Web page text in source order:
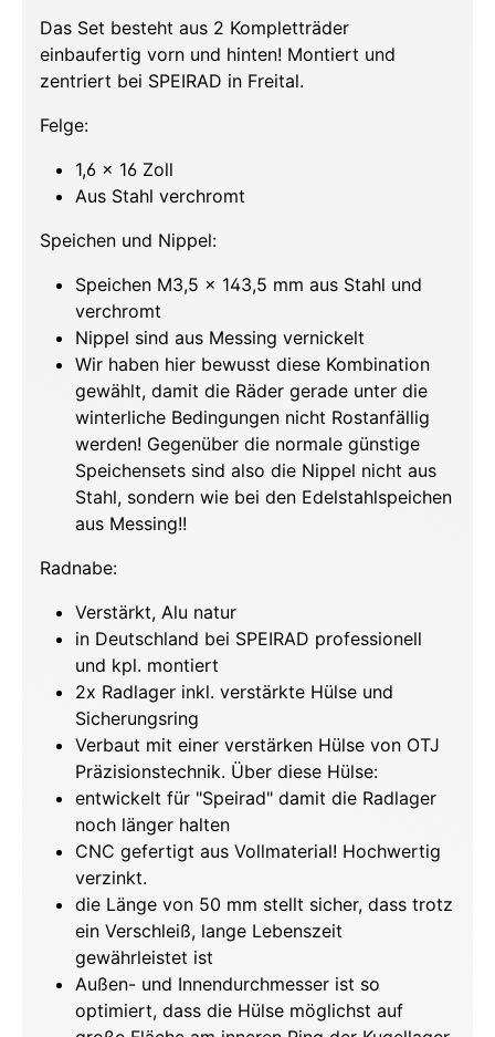
Das Set besteht aus 2 Kompletträder
einbaufertig vorn und hinten! Montiert und
zentriert bei SPEIRAD in Freital.
Felge:
1,6 x 16 Zoll
Aus Stahl verchromt
Speichen und Nippel:
Speichen M3,5 x 143,5 mm aus Stahl und
verchromt
Nippel sind aus Messing vernickelt
Wir haben hier bewusst diese Kombination
gewählt, damit die Räder gerade unter die
winterliche Bedingungen nicht Rostanfällig
werden! Gegenüber die normale günstige
Speichensets sind also die Nippel nicht aus
Stahl, sondern wie bei den Edelstahlspeichen
aus Messing!!
Radnabe:
Verstärkt, Alu natur
in Deutschland bei SPEIRAD professionell
und kpl. montiert
2x Radlager inkl. verstärkte Hülse und
Sicherungsring
Verbaut mit einer verstärken Hülse von OTJ
Präzisionstechnik. Über diese Hülse:
entwickelt für "Speirad" damit die Radlager
noch länger halten
CNC gefertigt aus Vollmaterial! Hochwertig
verzinkt.
die Länge von 50 mm stellt sicher, dass trotz
ein Verschleiß, lange Lebenszeit
gewährleistet ist
Außen- und Innendurchmesser ist so
optimiert, dass die Hülse möglichst auf